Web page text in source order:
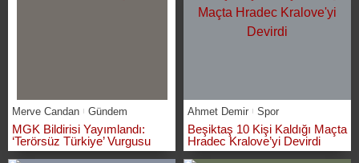
Merve Candan Gündem
MGK Bildirisi Yayımlandı:
‘Terörsüz Türkiye’ Vurgusu
Ahmet Demir Spor
Beşiktaş 10 Kişi Kaldığı Maçta
Hradec Kralove’yi Devirdi